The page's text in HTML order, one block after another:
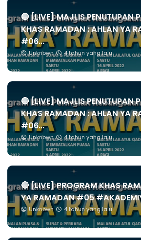
🔴 [LIVE] MAJLIS PENUTUPAN
KHAS RAMADAN : AHLAN YA
#06...
Unknown 4 tahun yang lalu
🔴 [LIVE] MAJLIS PENUTUPAN
KHAS RAMADAN : AHLAN YA
#06...
Unknown 4 tahun yang lalu
🔴 [LIVE] PROGRAM KHAS
YA RAMADAN #05
Unknown 4 tahun yang lalu